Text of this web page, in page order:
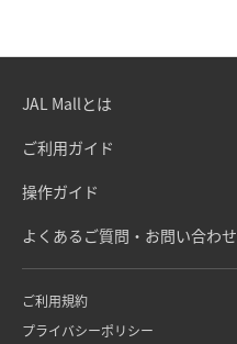
JAL Mallとは
ご利用ガイド
操作ガイド
よくあるご質問・お問い合わせ
ご利用規約
プライバシーポリシー